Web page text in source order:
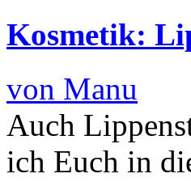
Kosmetik:
von Manu
Auch
ich Euch in